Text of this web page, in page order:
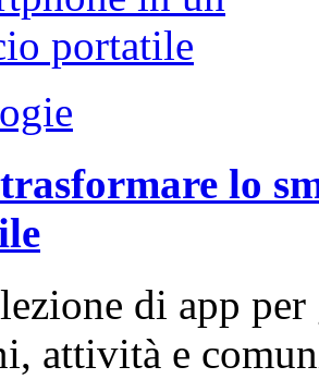
lo
di app
attività e